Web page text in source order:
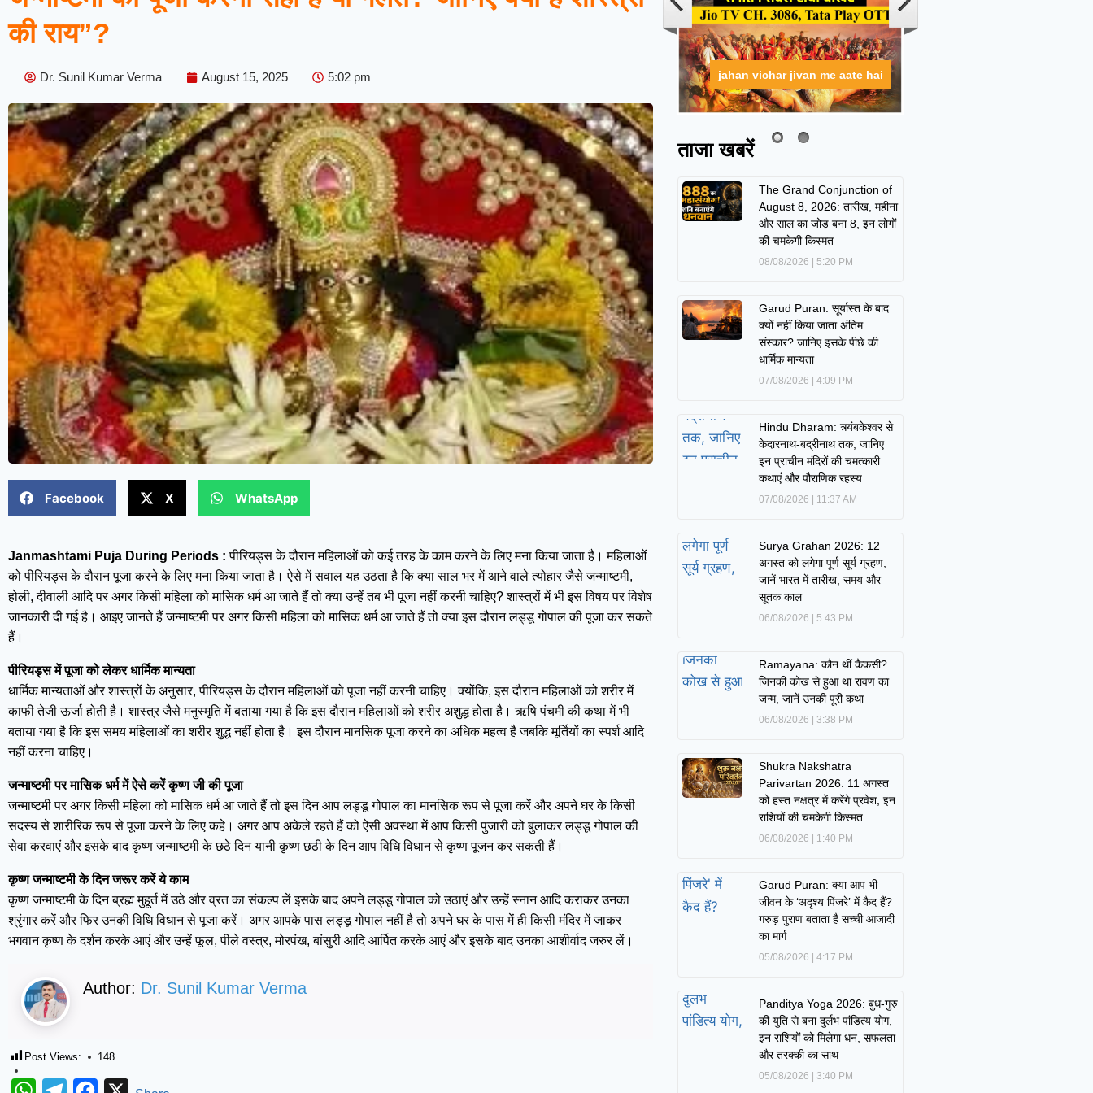
की राय”?
Dr. Sunil Kumar Verma August 15, 2025 5:02 pm
Facebook X WhatsApp
Janmashtami Puja During Periods : पीरियड्स के दौरान महिलाओं को कई तरह के काम करने के लिए मना किया जाता है। महिलाओं
को पीरियड्स के दौरान पूजा करने के लिए मना किया जाता है। ऐसे में सवाल यह उठता है कि क्या साल भर में आने वाले त्योहार जैसे जन्माष्टमी,
होली, दीवाली आदि पर अगर किसी महिला को मासिक धर्म आ जाते हैं तो क्या उन्हें तब भी पूजा नहीं करनी चाहिए? शास्त्रों में भी इस विषय पर विशेष
जानकारी दी गई है। आइए जानते हैं जन्माष्टमी पर अगर किसी महिला को मासिक धर्म आ जाते हैं तो क्या इस दौरान लड्डू गोपाल की पूजा कर सकते
हैं।
पीरियड्स में पूजा को लेकर धार्मिक मान्यता
धार्मिक मान्यताओं और शास्त्रों के अनुसार, पीरियड्स के दौरान महिलाओं को पूजा नहीं करनी चाहिए। क्योंकि, इस दौरान महिलाओं को शरीर में
काफी तेजी ऊर्जा होती है। शास्त्र जैसे मनुस्मृति में बताया गया है कि इस दौरान महिलाओं को शरीर अशुद्ध होता है। ऋषि पंचमी की कथा में भी
बताया गया है कि इस समय महिलाओं का शरीर शुद्ध नहीं होता है। इस दौरान मानसिक पूजा करने का अधिक महत्व है जबकि मूर्तियों का स्पर्श आदि
नहीं करना चाहिए।
जन्माष्टमी पर मासिक धर्म में ऐसे करें कृष्ण जी की पूजा
जन्माष्टमी पर अगर किसी महिला को मासिक धर्म आ जाते हैं तो इस दिन आप लड्डू गोपाल का मानसिक रूप से पूजा करें और अपने घर के किसी
सदस्य से शारीरिक रूप से पूजा करने के लिए कहे। अगर आप अकेले रहते हैं को ऐसी अवस्था में आप किसी पुजारी को बुलाकर लड्डू गोपाल की
सेवा करवाएं और इसके बाद कृष्ण जन्माष्टमी के छठे दिन यानी कृष्ण छठी के दिन आप विधि विधान से कृष्ण पूजन कर सकती हैं।
कृष्ण जन्माष्टमी के दिन जरूर करें ये काम
कृष्ण जन्माष्टमी के दिन ब्रह्म मुहूर्त में उठे और व्रत का संकल्प लें इसके बाद अपने लड्डू गोपाल को उठाएं और उन्हें स्नान आदि कराकर उनका
श्रृंगार करें और फिर उनकी विधि विधान से पूजा करें। अगर आपके पास लड्डू गोपाल नहीं है तो अपने घर के पास में ही किसी मंदिर में जाकर
भगवान कृष्ण के दर्शन करके आएं और उन्हें फूल, पीले वस्त्र, मोरपंख, बांसुरी आदि आर्पित करके आएं और इसके बाद उनका आशीर्वाद जरुर लें।
Author: Dr. Sunil Kumar Verma
Post Views: 148
jahan vichar jivan me aate hai
ताजा खबरें
The Grand Conjunction of
August 8, 2026: तारीख, महीना
और साल का जोड़ बना 8, इन लोगों
की चमकेगी किस्मत
08/08/2026 5:20 PM
Garud Puran: सूर्यास्त के बाद
क्यों नहीं किया जाता अंतिम
संस्कार? जानिए इसके पीछे की
धार्मिक मान्यता
07/08/2026 4:09 PM
Hindu Dharam: त्र्यंबकेश्वर से
केदारनाथ-बद्रीनाथ तक, जानिए
इन प्राचीन मंदिरों की चमत्कारी
कथाएं और पौराणिक रहस्य
07/08/2026 11:37 AM
Surya Grahan 2026: 12
अगस्त को लगेगा पूर्ण सूर्य ग्रहण,
जानें भारत में तारीख, समय और
सूतक काल
06/08/2026 5:43 PM
Ramayana: कौन थीं कैकसी?
जिनकी कोख से हुआ था रावण का
जन्म, जानें उनकी पूरी कथा
06/08/2026 3:38 PM
Shukra Nakshatra
Parivartan 2026: 11 अगस्त
को हस्त नक्षत्र में करेंगे प्रवेश, इन
राशियों की चमकेगी किस्मत
06/08/2026 1:40 PM
Garud Puran: क्या आप भी
जीवन के ‘अदृश्य पिंजरे’ में कैद हैं?
गरुड़ पुराण बताता है सच्ची आजादी
का मार्ग
05/08/2026 4:17 PM
Panditya Yoga 2026: बुध-गुरु
की युति से बना दुर्लभ पांडित्य योग,
इन राशियों को मिलेगा धन, सफलता
और तरक्की का साथ
05/08/2026 3:40 PM